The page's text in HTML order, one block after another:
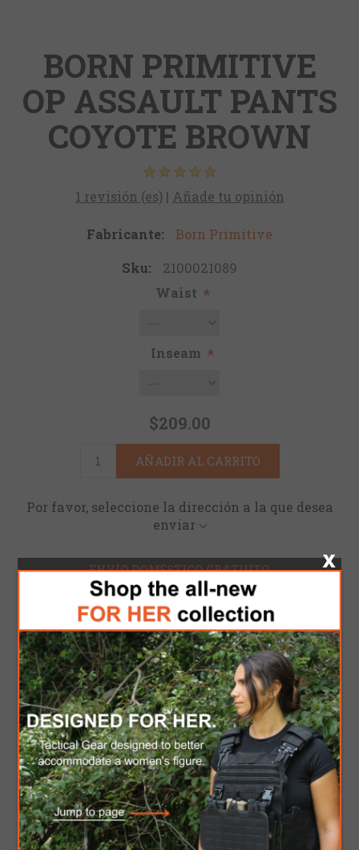
BORN PRIMITIVE
OP ASSAULT PANTS
COYOTE BROWN
1 revisión (es) | Añade tu opinión
Fabricante:
Born Primitive
Sku:
2100021089
Waist *
Inseam *
$209.00
AÑADIR AL CARRITO
Por favor, seleccione la dirección a la que desea
enviar
ENVÍO DOMÉSTICO GRATUITO
en pedidos superiores a $300
Mantenga su ropa táctica cómoda y confiable con
los pantalones Op Assault Pant. Con tela elástica
resistente a la abrasión y paneles de estiramiento
adicionales en la parte posterior y las rodillas,
estos pantalones brindan una movilidad superior.
Una entrepierna reforzada de dos capas, pestañas
ajustables de gancho y bucle en la cintura, y
grandes trabillas para cinturón de cualquier
tamaño ofrecen protección cuando la necesita.
Con muchos bolsillos para una fácil organización,
está preparado para cualquier misión.